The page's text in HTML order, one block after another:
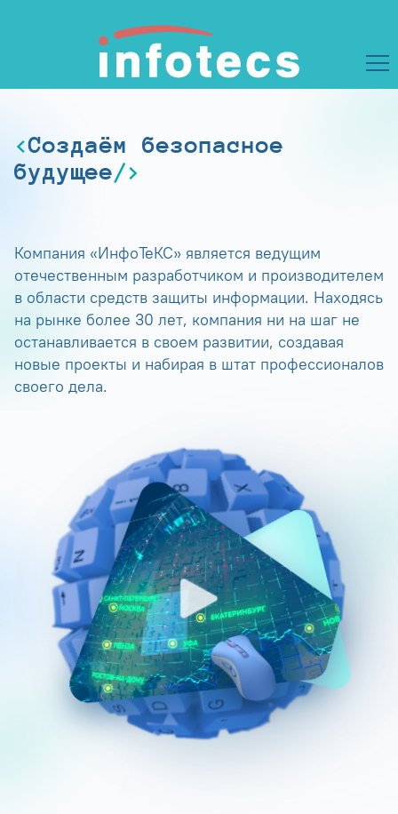
Создаём безопасное
будущее
Компания «ИнфоТеКС» является ведущим
отечественным разработчиком и производителем
в области средств защиты информации. Находясь
на рынке более 30 лет, компания ни на шаг не
останавливается в своем развитии, создавая
новые проекты и набирая в штат профессионалов
своего дела.